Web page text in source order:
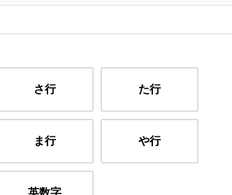
さ行 た行
ま行 や行
英数字